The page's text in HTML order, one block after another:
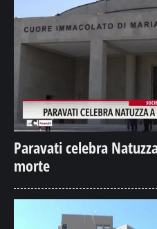
Paravati celebra
morte